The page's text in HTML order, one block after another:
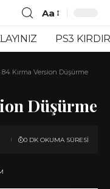
Font
Resizer
Aa
PS3
Kırma Version Düşürme
Düşürme
0 DK OKUMA SÜRESI